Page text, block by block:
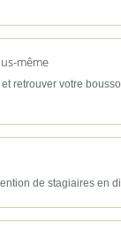
même
retrouver votre
de stagiaires en